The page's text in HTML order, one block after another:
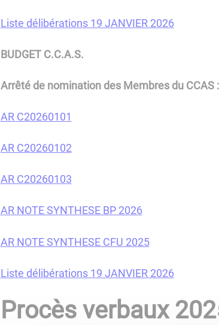
Liste délibérations 19 JANVIER 2026
BUDGET C.C.A.S.
Arrêté de nomination des Membres du CCAS :
AR C20260101
AR C20260102
AR C20260103
AR NOTE SYNTHESE BP 2026
AR NOTE SYNTHESE CFU 2025
Liste délibérations 19 JANVIER 2026
Procès verbaux